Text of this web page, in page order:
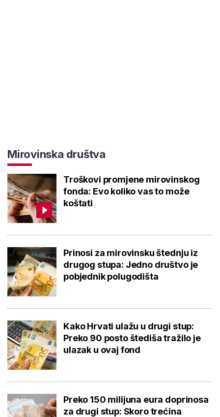
Mirovinska društva
Troškovi promjene mirovinskog
fonda: Evo koliko vas to može
koštati
Prinosi za mirovinsku štednju iz
drugog stupa: Jedno društvo je
pobjednik polugodišta
Kako Hrvati ulažu u drugi stup:
Preko 90 posto štediša tražilo je
ulazak u ovaj fond
Preko 150 milijuna eura doprinosa
za drugi stup: Skoro trećina